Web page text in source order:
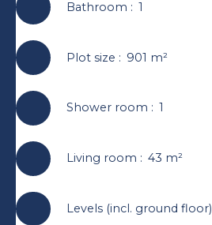
Bathroom : 1
Plot size : 901 m²
Shower room : 1
Living room : 43 m²
Levels (incl. ground floor)